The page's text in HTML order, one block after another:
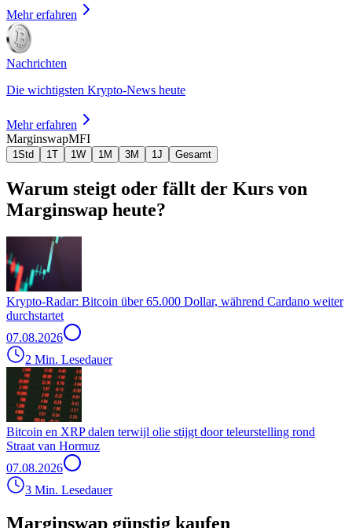
Mehr erfahren
Nachrichten
Die wichtigsten Krypto-News heute
Mehr erfahren
MarginswapMFI
1Std 1T 1W 1M 3M 1J Gesamt
Warum steigt oder fällt der Kurs von
Marginswap heute?
Krypto-Radar: Bitcoin über 65.000 Dollar, während Cardano weiter
durchstartet
07.08.2026
2 Min. Lesedauer
Bitcoin en XRP dalen terwijl olie stijgt door teleurstelling rond
Straat van Hormuz
07.08.2026
3 Min. Lesedauer
Marginswap günstig kaufen